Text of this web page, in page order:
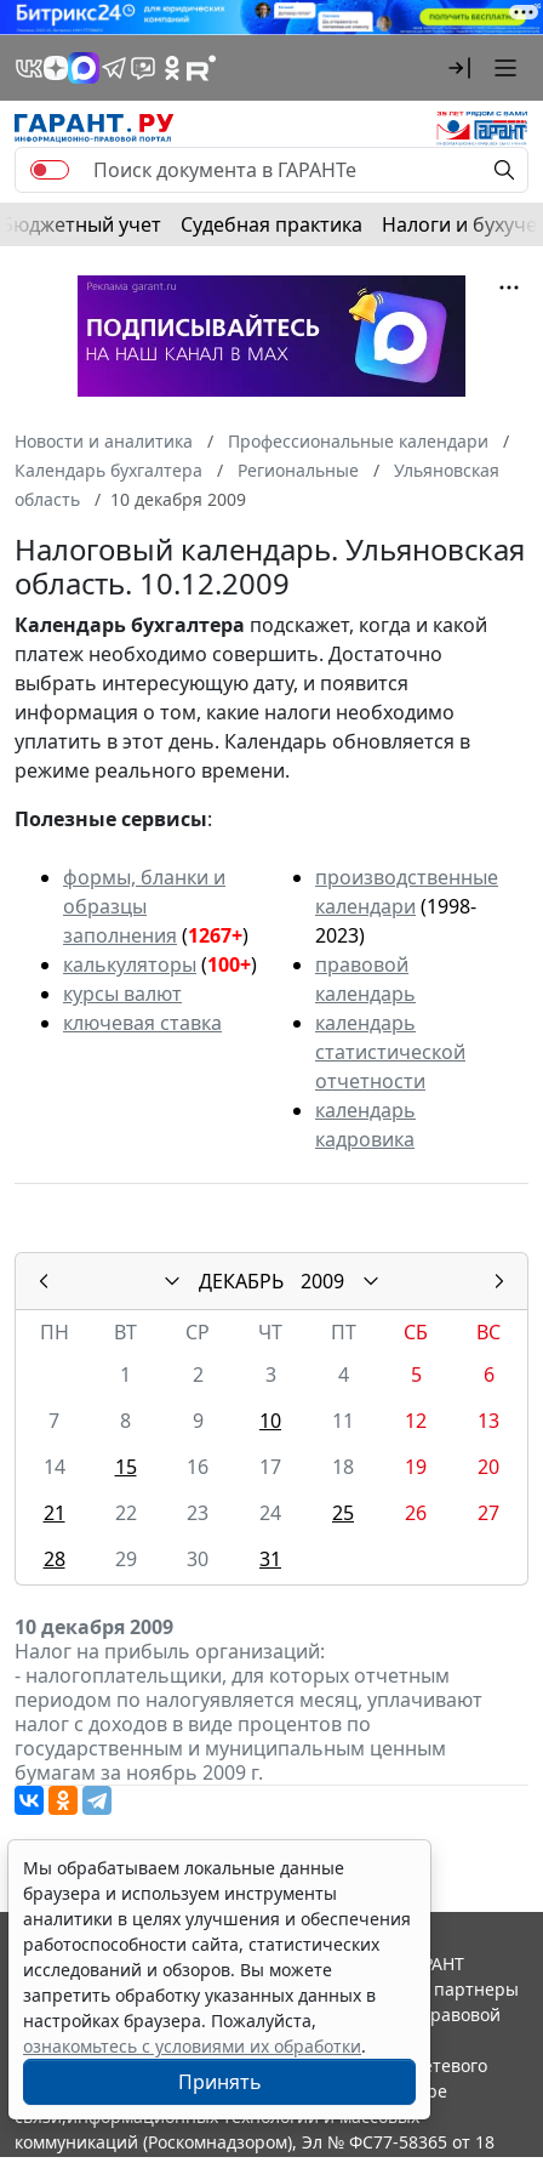
Бюджетный учет Судебная практика Налоги и
Новости и аналитика
Профессиональные календари
Календарь бухгалтера
Региональные
Ульяновская
область
10 декабря 2009
Налоговый календарь. Ульяновская
область. 10.12.2009
Календарьбухгалтера подскажет, когда и какой
платеж необходимо совершить. Достаточно
выбрать интересующую дату, и появится
информация о том, какие налоги необходимо
уплатить в этот день. Календарь обновляется в
режиме реального времени.
Полезные сервисы:
формы, бланки и
образцы
заполнения (1267+)
калькуляторы (100+)
курсы валют
ключевая ставка
производственные
календари (1998-
2023)
правовой
календарь
календарь
статистической
отчетности
календарь
кадровика
ДЕКАБРЬ
2009
ПН
ВТ СР ЧТ ПТ СБ
ВС
1
2 3 4 5
6
7
8 9 10 11 12
13
14
15 16 17 18 19
20
21
22 23 24 25 26
27
28
29 30 31
10 декабря 2009
Налог на прибыль организаций:
- налогоплательщики, для которых отчетным
периодом по налогуявляется месяц, уплачивают
налог с доходов в виде процентов по
государственным и муниципальным ценным
бумагам за ноябрь 2009 г.
Мы обрабатываем локальные данные
браузера и используем инструменты
аналитики в целях улучшения и обеспечения
работоспособности сайта, статистических
исследований и обзоров. Вы можете
запретить обработку указанных данных в
настройках браузера. Пожалуйста,
ознакомьтесь с условиями их обработки.
Принять
© ООО "НПП "ГАРАНТ-СЕРВИС", 2026. Система ГАРАНТ
выпускается с 1990 года. Компания "Гарант" и ее партнеры
являются участниками Российской ассоциации правовой
информации ГАРАНТ.
Портал ГАРАНТ.РУ зарегистрирован в качестве сетевого
издания Федеральной службой по надзору в сфере
связи,информационных технологий и массовых
коммуникаций (Роскомнадзором), Эл № ФС77-58365 от 18